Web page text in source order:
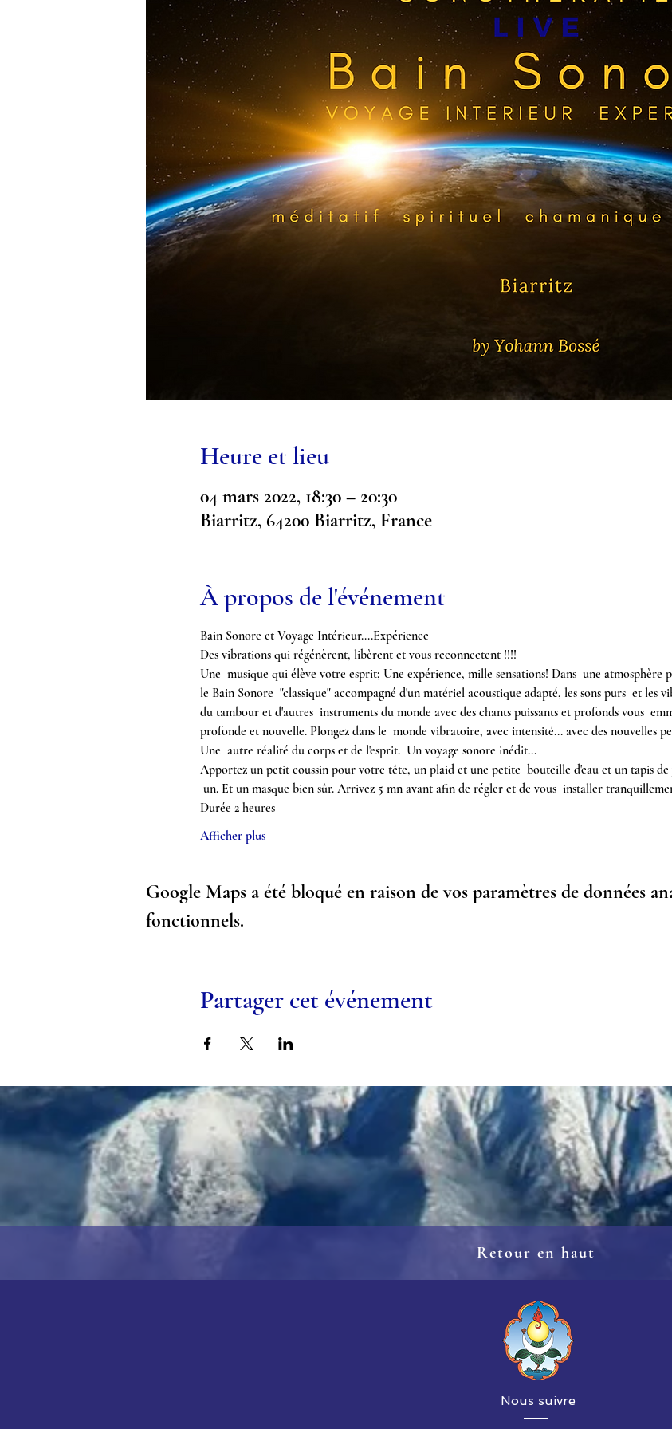
Heure et lieu
04 mars 2022, 18:30 – 20:30
Biarritz, 64200 Biarritz, France
À propos de l'événement
Bain Sonore et Voyage Intérieur....Expérience
Des vibrations qui régénèrent, libèrent et vous reconnectent !!!!
Une  musique qui élève votre esprit; Une expérience, mille sensations! Dans  une
le Bain Sonore  "classique" accompagné d'un matériel acoustique adapté, les sons purs  et les
du tambour et d'autres  instruments du monde avec des chants puissants et profonds vous
profonde et nouvelle. Plongez dans le  monde vibratoire, avec intensité... avec des nouvelles
Une  autre réalité du corps et de l'esprit.  Un voyage sonore inédit...
Apportez un petit coussin pour votre tête, un plaid et une petite  bouteille d'eau et un tapis de
un. Et un masque bien sûr. Arrivez 5 mn avant afin de régler et de vous  installer
Durée 2 heures
Afficher plus
Google Maps a été bloqué en raison de vos paramètres de données
fonctionnels.
Partager cet événement
Retour en haut
Nous suivre